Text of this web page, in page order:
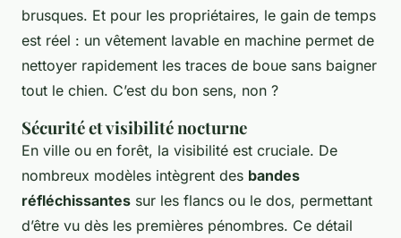
brusques. Et pour les propriétaires, le gain de temps
est réel : un vêtement lavable en machine permet de
nettoyer rapidement les traces de boue sans baigner
tout le chien. C’est du bon sens, non ?
Sécurité et visibilité nocturne
En ville ou en forêt, la visibilité est cruciale. De
nombreux modèles intègrent des bandes
réfléchissantes sur les flancs ou le dos, permettant
d’être vu dès les premières pénombres. Ce détail